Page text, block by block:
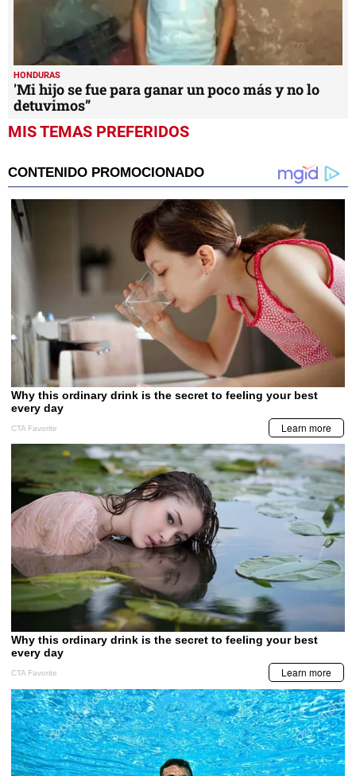
HONDURAS
'Mi hijo se fue para ganar un poco más y no lo
detuvimos”
MIS TEMAS PREFERIDOS